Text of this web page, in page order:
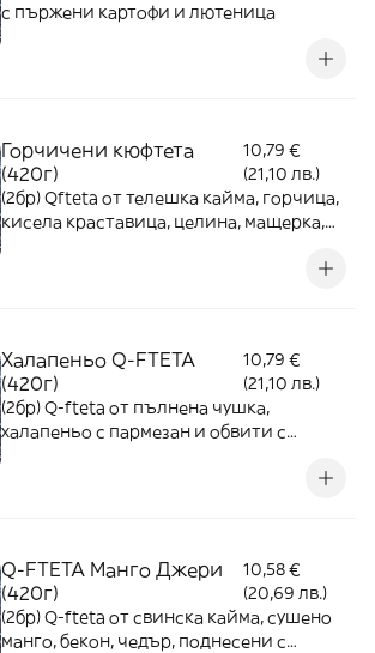
с пържени картофи и лютеница
Горчичени кюфтета
(420г)
10,79 €
(21,10 лв.)
(2бр) Qfteta от телешка кайма, горчица,
кисела краставица, целина, мащерка,
Халапеньо Q-FTETA
(420г)
10,79 €
(21,10 лв.)
(2бр) Q-fteta от пълнена чушка,
халапеньо с пармезан и обвити с
Q-FTETA Mанго Джери
(420г)
10,58 €
(20,69 лв.)
(2бр) Q-fteta от свинска кайма, сушено
манго, бекон, чедър, поднесени с